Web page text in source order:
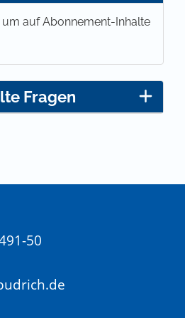
um auf Abonnement-Inhalte
Fragen
50